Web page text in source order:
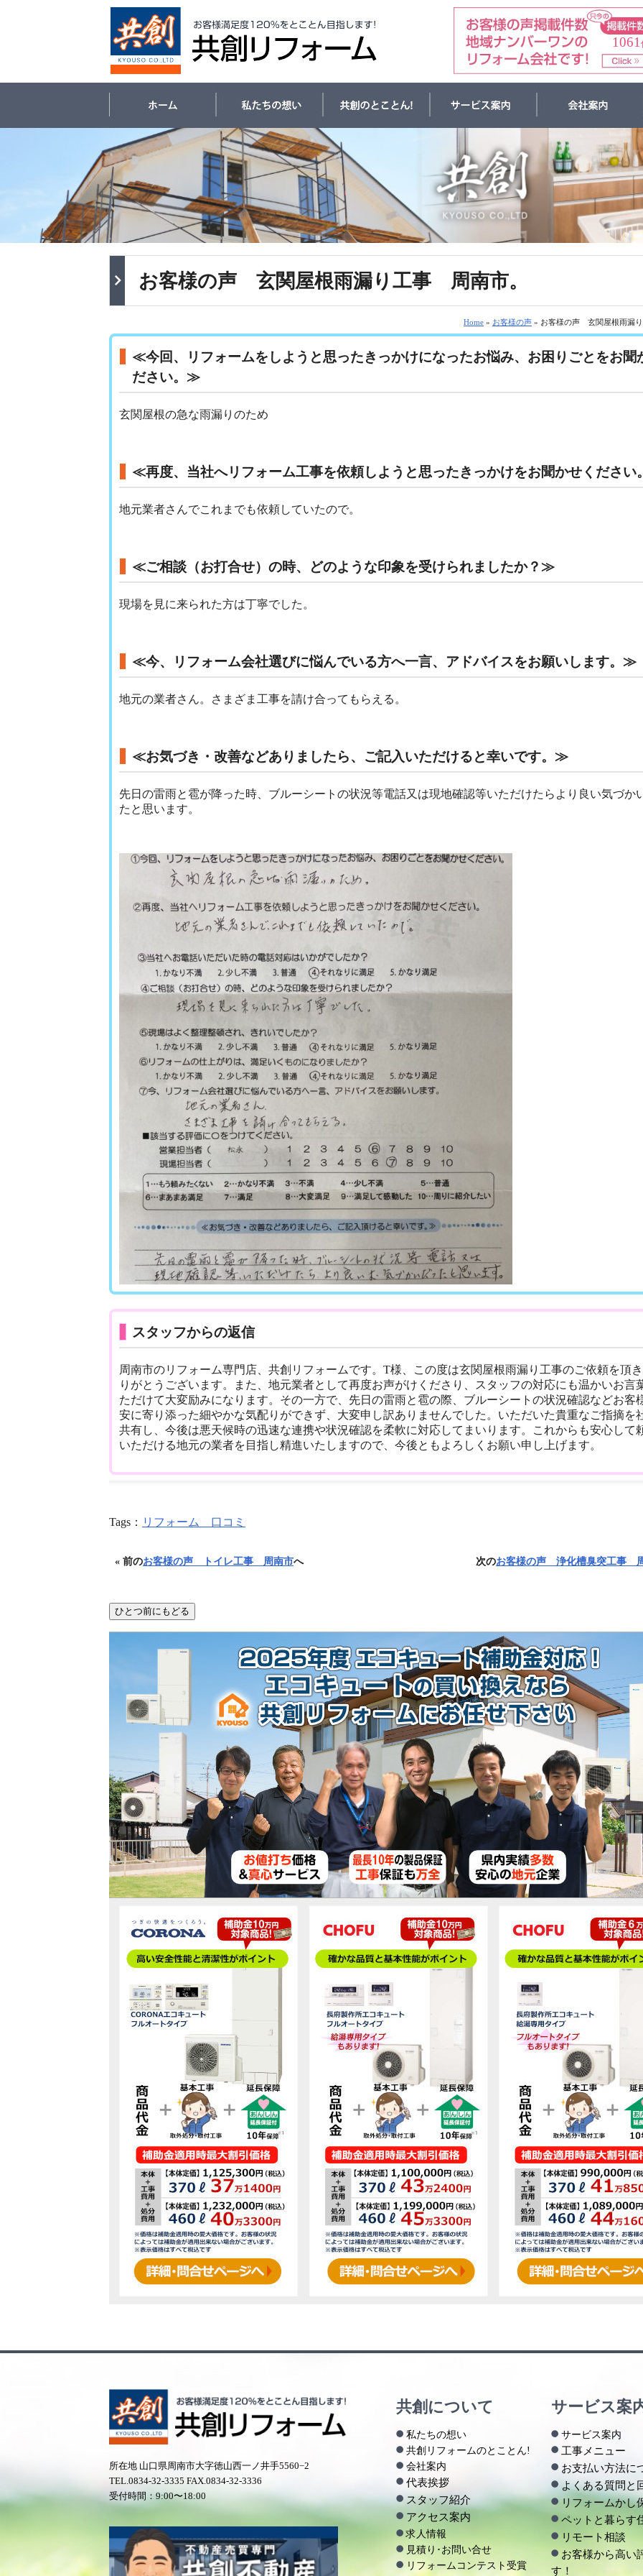
1061
お客様の声 玄関屋根雨漏り工事 周南市。
Home » お客様の声 » お客様の声 玄関屋根雨漏
≪今回、リフォームをしようと思ったきっかけになったお悩み、お困りごとをお聞
ださい。≫
玄関屋根の急な雨漏りのため
≪再度、当社へリフォーム工事を依頼しようと思ったきっかけをお聞かせくださ
地元業者さんでこれまでも依頼していたので。
≪ご相談（お打合せ）の時、どのような印象を受けられましたか？≫
現場を見に来られた方は丁寧でした。
≪今、リフォーム会社選びに悩んでいる方へ一言、アドバイスをお願いします。≫
地元の業者さん。さまざま工事を請け合ってもらえる。
≪お気づき・改善などありましたら、ご記入いただけると幸いです。≫
先日の雷雨と雹が降った時、ブルーシートの状況等電話又は現地確認等いただけたらより良い気づか
たと思います。
スタッフからの返信
周南市のリフォーム専門店、共創リフォームです。T様、この度は玄関屋根雨漏り工事のご依頼を頂
りがとうございます。また、地元業者として再度お声がけくださり、スタッフの対応にも温かいお言
ただけて大変励みになります。その一方で、先日の雷雨と雹の際、ブルーシートの状況確認などお客
安に寄り添った細やかな気配りができず、大変申し訳ありませんでした。いただいた貴重なご指摘を
共有し、今後は悪天候時の迅速な連携や状況確認を柔軟に対応してまいります。これからも安心して
いただける地元の業者を目指し精進いたしますので、今後ともよろしくお願い申し上げます。
Tags： リフォーム 口コミ
« 前のお客様の声 トイレ工事 周南市へ 次のお客様の声 浄化槽臭突工事
所在地 山口県周南市大字徳山西一ノ井手5560−2
TEL.0834-32-3335 FAX.0834-32-3336
受付時間：9:00〜18:00
共創について
私たちの想い
共創リフォームのとことん!
会社案内
代表挨拶
スタッフ紹介
アクセス案内
求人情報
見積り･お問い合せ
リフォームコンテスト受賞
サービス案
サービス案内
工事メニュー
お支払い方法に
よくある質問と
リフォームかし
ペットと暮らす
リモート相談
お客様から高い
す！